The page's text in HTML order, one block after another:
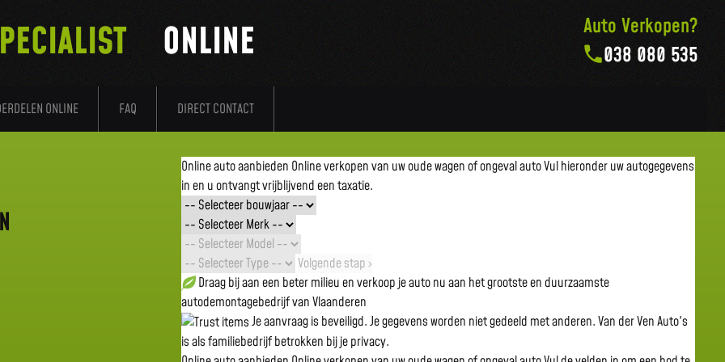
ONLINE FAQ DIRECT CONTACT
ONLINE
Auto Verkopen?
038 080 535
Online auto aanbieden Online verkopen van uw oude wagen of ongeval autoVul hieronder uw autogegevens
in en u ontvangt vrijblijvend een taxatie.
Volgende stap ›
Draag bij aan een beter milieu en verkoop je auto nu aan het grootste en duurzaamste
autodemontagebedrijf van Vlaanderen
Je aanvraag is beveiligd. Je gegevens worden niet gedeeld met anderen. Van der Ven Auto's
is als familiebedrijf betrokken bij je privacy.